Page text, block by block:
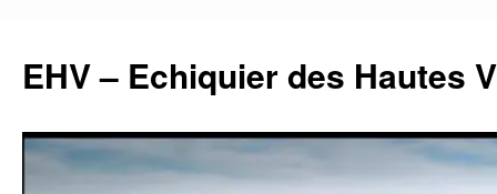
contenu
EHV – Echiquier des Hautes